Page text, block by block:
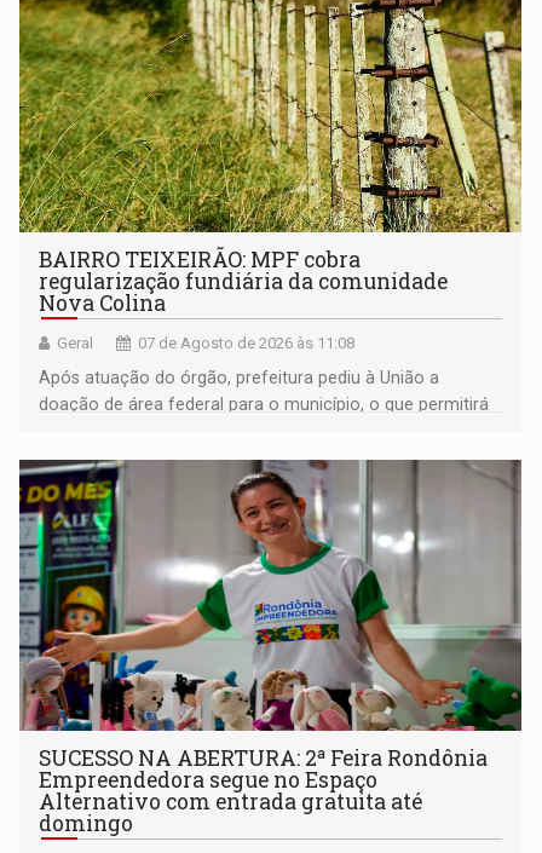
BAIRRO TEIXEIRÃO: MPF cobra
regularização fundiária da comunidade
Nova Colina
Geral 07 de Agosto de 2026 às 11:08
Após atuação do órgão, prefeitura pediu à União a
doação de área federal para o município, o que permitirá
SUCESSO NA ABERTURA: 2ª Feira Rondônia
Empreendedora segue no Espaço
Alternativo com entrada gratuita até
domingo